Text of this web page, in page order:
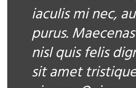
iaculis mi nec,
purus.
nisl quis felis
sit amet